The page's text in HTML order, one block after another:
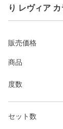
り レヴィア
販売価格
商品
度数
セット数